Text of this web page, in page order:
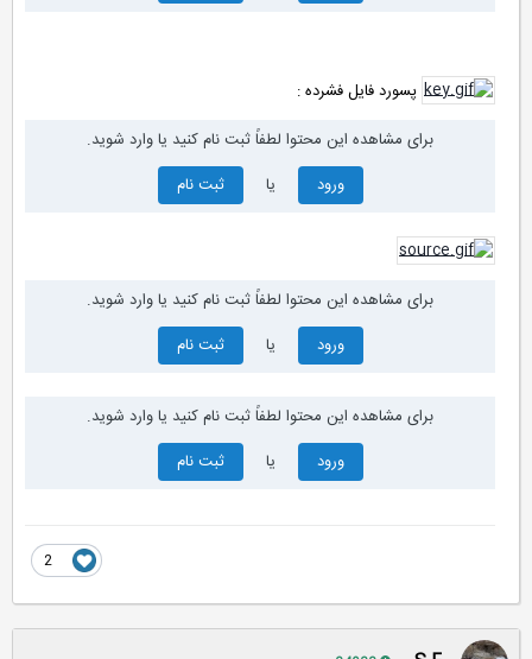
پسورد فایل فشرده :
برای مشاهده این محتوا لطفاً ثبت نام کنید یا وارد شوید.
ورود
ثبت نام
برای مشاهده این محتوا لطفاً ثبت نام کنید یا وارد شوید.
ورود
ثبت نام
برای مشاهده این محتوا لطفاً ثبت نام کنید یا وارد شوید.
ورود
ثبت نام